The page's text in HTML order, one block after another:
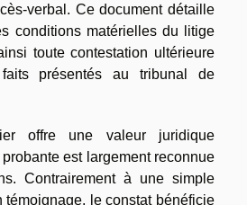
verbal. Ce document détaille
conditions matérielles du litige
toute contestation ultérieure
présentés au tribunal de
offre une valeur juridique
est largement reconnue
Contrairement à une simple
témoignage, le constat bénéficie